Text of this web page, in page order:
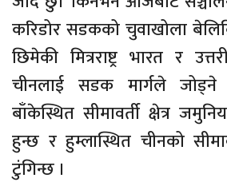
करिडोर सडकको चुवाखोला
छिमेकी मित्रराष्ट्र भारत र
चीनलाई सडक मार्गले जोड्ने
बाँकेस्थित सीमावर्ती क्षेत्र
हुन्छ र हुम्लास्थित चीनको
टुंगिन्छ ।